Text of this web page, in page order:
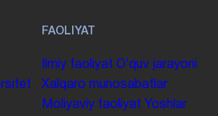
FAOLIYAT
Ilmiy faoliyat Oʻquv jarayoni
Xalqaro munosabatlar
Moliyaviy faoliyat Yoshlar